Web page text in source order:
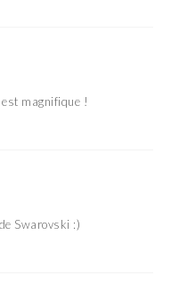
magnifique !
Swarovski :)